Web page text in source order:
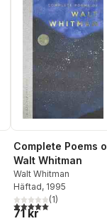
Complete Poems
Walt Whitman
Walt Whitman
Häftad, 1995
5,0utav 5 stjärnor.
(1)
71 kr